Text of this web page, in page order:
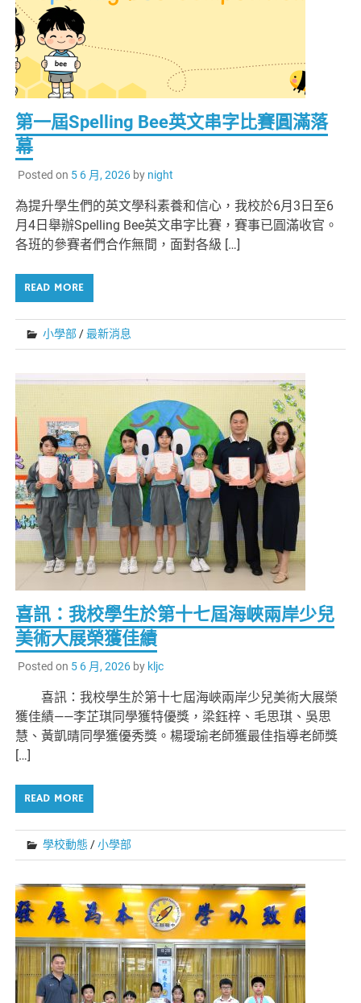
第一屆Spelling Bee英文串字比賽圓滿落
幕
Posted on 5 6 月, 2026by night
為提升學生們的英文學科素養和信心，我校於6月3日至6
月4日舉辦Spelling Bee英文串字比賽，賽事已圓滿收官。
各班的參賽者們合作無間，面對各級 […]
READ MORE
小學部 /最新消息
喜訊：我校學生於第十七屆海峽兩岸少兒
美術大展榮獲佳績
Posted on 5 6 月, 2026by kljc
喜訊：我校學生於第十七屆海峽兩岸少兒美術大展榮
獲佳績——李芷琪同學獲特優獎，梁鈺梓、毛思琪、吳思
慧、黃凱晴同學獲優秀獎。楊璦瑜老師獲最佳指導老師獎
[…]
READ MORE
學校動態 /小學部